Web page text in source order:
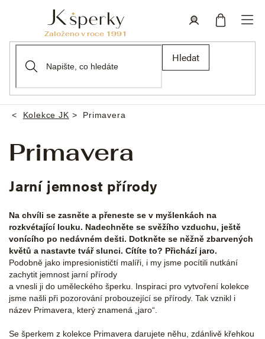
Hledat
Domů
Kolekce JK Primavera
Primavera
Jarní jemnost přírody
Na chvíli se zasněte a přeneste se v myšlenkách na
rozkvétající louku. Nadechněte se svěžího vzduchu, ještě
vonícího po nedávném dešti. Dotkněte se něžně zbarvených
květů a nastavte tvář slunci. Cítíte to? Přichází jaro.
Podobně jako impresionističtí malíři, i my jsme pocítili nutkání
zachytit jemnost jarní přírody
a vnesli ji do uměleckého šperku. Inspiraci pro vytvoření kolekce
jsme našli při pozorování probouzející se přírody. Tak vznikl i
název Primavera, který znamená „jaro“.
Se šperkem z kolekce Primavera darujete něhu, zdánlivě křehkou